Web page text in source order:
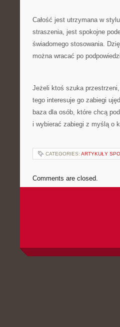
Całość jest utrzymana w
straszenia, jest spokojne
świadomego stosowania.
można wracać po
Jeżeli ktoś szuka
tego interesuje go zabiegi
baza dla osób, które chcą
i wybierać zabiegi z myślą o
CATEGORIES: ARTYKUŁY
Comments are closed.